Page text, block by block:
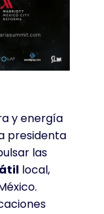
y energía
presidenta
las
local,